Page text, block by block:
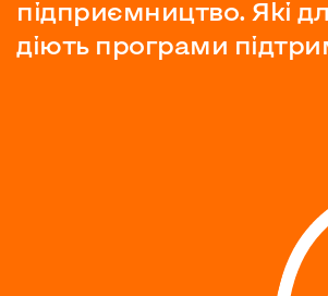
підприємництво. Які
діють програми